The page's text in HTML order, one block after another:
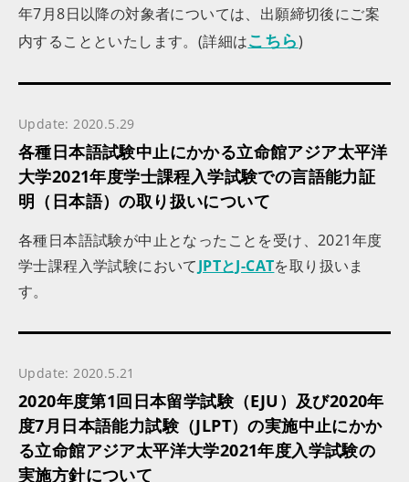
年7月8日以降の対象者については、出願締切後にご案
内することといたします。(詳細はこちら)
Update: 2020.5.29
各種日本語試験中止にかかる立命館アジア太平洋
大学2021年度学士課程入学試験での言語能力証
明（日本語）の取り扱いについて
各種日本語試験が中止となったことを受け、2021年度
学士課程入学試験においてJPTとJ-CATを取り扱いま
す。
Update: 2020.5.21
2020年度第1回日本留学試験（EJU）及び2020年
度7月日本語能力試験（JLPT）の実施中止にかか
る立命館アジア太平洋大学2021年度入学試験の
実施方針について